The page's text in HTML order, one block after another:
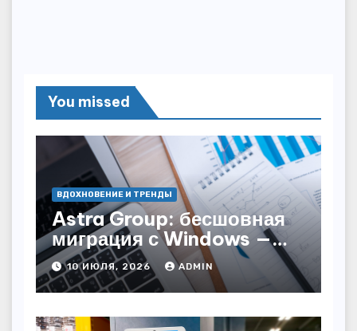
You missed
ВДОХНОВЕНИЕ И ТРЕНДЫ
Astra Group: бесшовная
миграция с Windows —
как сохранить бизнес-
непрерывность
10 ИЮЛЯ, 2026 ADMIN